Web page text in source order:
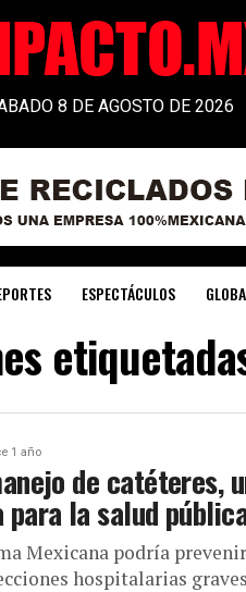
8 DE AGOSTO DE 2026
ESPECTÁCULOS
1 año
de catéteres,
para la salud
Mexicana podría
hospitalarias